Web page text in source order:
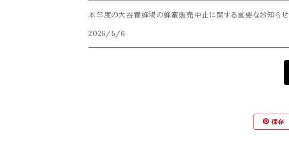
本年度の大谷養蜂場の蜂蜜販売中止に関する重要なお知らせ
2026/5/6
保存